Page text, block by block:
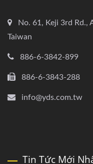
No. 61, Keji 3rd Rd.,
Taiwan
886-6-3842-899
886-6-3843-288
info@yds.com.tw
Tin Tức Mới